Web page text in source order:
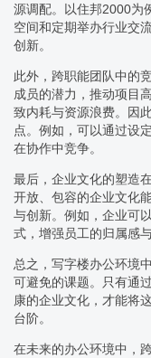
源调配。以住邦2000为
空间和定期举办行业交
创新。
此外，跨职能团队中的
成员的潜力，推动项目
致内耗与资源浪费。因
点。例如，可以通过设
在协作中竞争。
最后，企业文化的塑造
开放、包容的企业文化
与创新。例如，企业可
式，增强员工的归属感
总之，写字楼办公环境
可避免的课题。只有通
康的企业文化，才能将
台阶。
在未来的办公环境中，